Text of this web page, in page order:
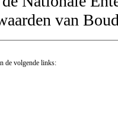
van
de volgende links: